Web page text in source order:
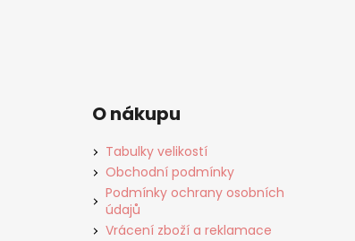
O nákupu
Tabulky velikostí
Obchodní podmínky
Podmínky ochrany osobních
údajů
Vrácení zboží a reklamace